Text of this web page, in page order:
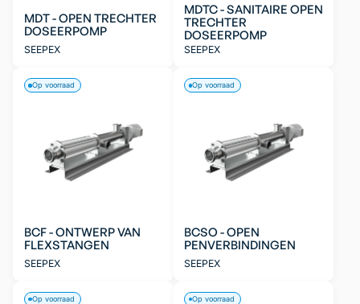
MDT - OPEN TRECHTER
DOSEERPOMP
SEEPEX
MDTC - SANITAIRE OPEN
TRECHTER
DOSEERPOMP
SEEPEX
BCF - ONTWERP VAN
FLEXSTANGEN
SEEPEX
Op voorraad
BCSO - OPEN
PENVERBINDINGEN
SEEPEX
Op voorraad
Op voorraad Op voorraad